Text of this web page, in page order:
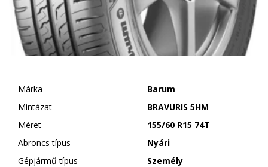
Márka
Barum
Mintázat
BRAVURIS 5HM
Méret
155/60 R15 74T
Abroncs típus
Nyári
Gépjármű típus
Személy